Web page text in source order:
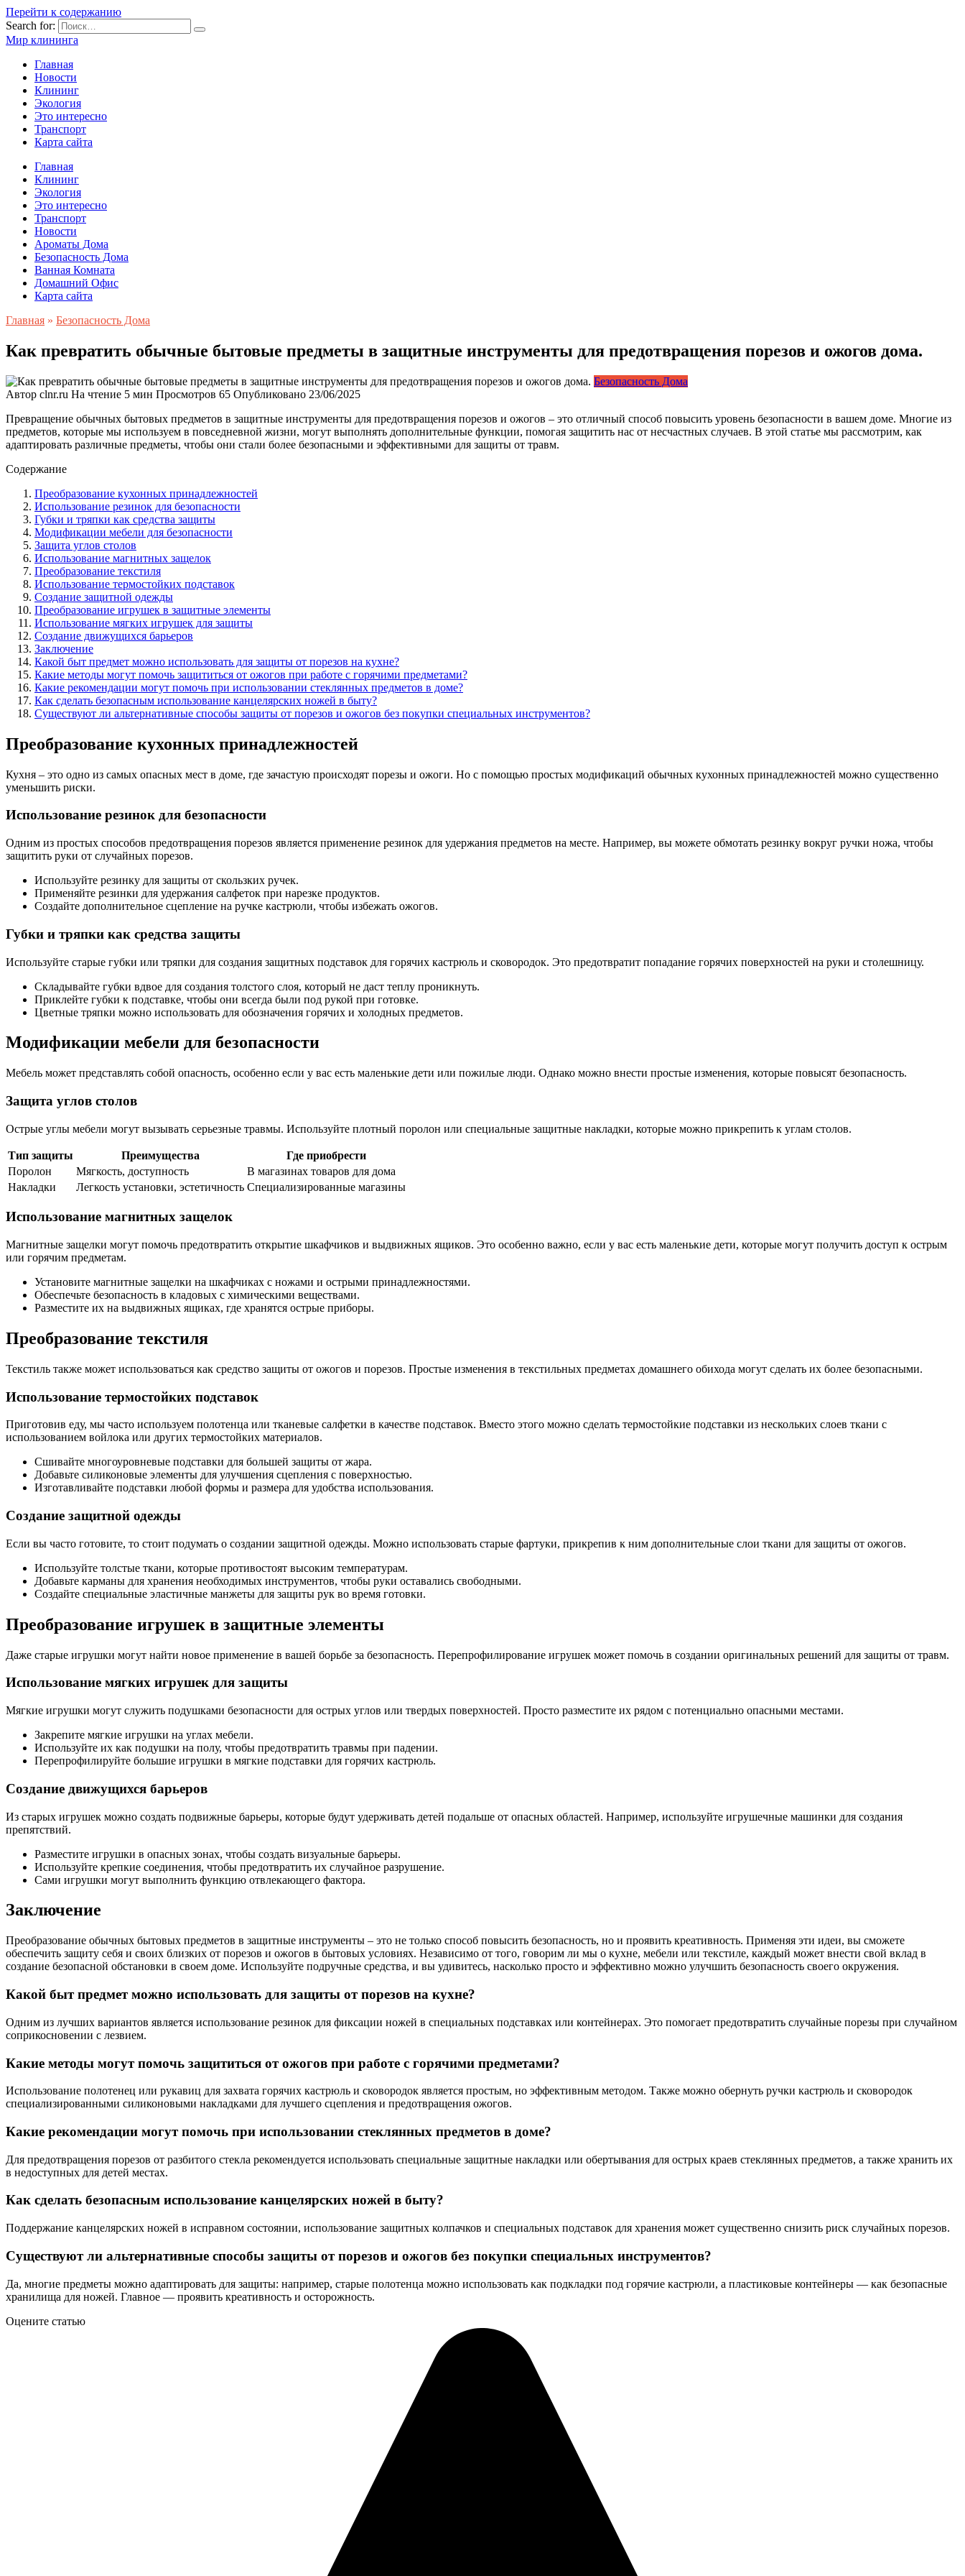
Перейти к содержанию
Search for:
Мир клининга
Главная
Новости
Клининг
Экология
Это интересно
Транспорт
Карта сайта
Главная
Клининг
Экология
Это интересно
Транспорт
Новости
Ароматы Дома
Безопасность Дома
Ванная Комната
Домашний Офис
Карта сайта
Главная » Безопасность Дома
Как превратить обычные бытовые предметы в защитные инструменты для предотвращения порезов и ожогов дома.
Безопасность Дома
Автор clnr.ru На чтение 5 мин Просмотров 65 Опубликовано 23/06/2025
Превращение обычных бытовых предметов в защитные инструменты для предотвращения порезов и ожогов – это отличный способ повысить уровень безопасности в вашем доме. Многие из
предметов, которые мы используем в повседневной жизни, могут выполнять дополнительные функции, помогая защитить нас от несчастных случаев. В этой статье мы рассмотрим, как
адаптировать различные предметы, чтобы они стали более безопасными и эффективными для защиты от травм.
Содержание
Преобразование кухонных принадлежностей
Использование резинок для безопасности
Губки и тряпки как средства защиты
Модификации мебели для безопасности
Защита углов столов
Использование магнитных защелок
Преобразование текстиля
Использование термостойких подставок
Создание защитной одежды
Преобразование игрушек в защитные элементы
Использование мягких игрушек для защиты
Создание движущихся барьеров
Заключение
Какой быт предмет можно использовать для защиты от порезов на кухне?
Какие методы могут помочь защититься от ожогов при работе с горячими предметами?
Какие рекомендации могут помочь при использовании стеклянных предметов в доме?
Как сделать безопасным использование канцелярских ножей в быту?
Существуют ли альтернативные способы защиты от порезов и ожогов без покупки специальных инструментов?
Преобразование кухонных принадлежностей
Кухня – это одно из самых опасных мест в доме, где зачастую происходят порезы и ожоги. Но с помощью простых модификаций обычных кухонных принадлежностей можно существенно
уменьшить риски.
Использование резинок для безопасности
Одним из простых способов предотвращения порезов является применение резинок для удержания предметов на месте. Например, вы можете обмотать резинку вокруг ручки ножа, чтобы
защитить руки от случайных порезов.
Используйте резинку для защиты от скользких ручек.
Применяйте резинки для удержания салфеток при нарезке продуктов.
Создайте дополнительное сцепление на ручке кастрюли, чтобы избежать ожогов.
Губки и тряпки как средства защиты
Используйте старые губки или тряпки для создания защитных подставок для горячих кастрюль и сковородок. Это предотвратит попадание горячих поверхностей на руки и столешницу.
Складывайте губки вдвое для создания толстого слоя, который не даст теплу проникнуть.
Приклейте губки к подставке, чтобы они всегда были под рукой при готовке.
Цветные тряпки можно использовать для обозначения горячих и холодных предметов.
Модификации мебели для безопасности
Мебель может представлять собой опасность, особенно если у вас есть маленькие дети или пожилые люди. Однако можно внести простые изменения, которые повысят безопасность.
Защита углов столов
Острые углы мебели могут вызывать серьезные травмы. Используйте плотный поролон или специальные защитные накладки, которые можно прикрепить к углам столов.
Тип защиты Преимущества
Где приобрести
Поролон
Мягкость, доступность
В магазинах товаров для дома
Накладки
Легкость установки, эстетичность Специализированные магазины
Использование магнитных защелок
Магнитные защелки могут помочь предотвратить открытие шкафчиков и выдвижных ящиков. Это особенно важно, если у вас есть маленькие дети, которые могут получить доступ к острым
или горячим предметам.
Установите магнитные защелки на шкафчиках с ножами и острыми принадлежностями.
Обеспечьте безопасность в кладовых с химическими веществами.
Разместите их на выдвижных ящиках, где хранятся острые приборы.
Преобразование текстиля
Текстиль также может использоваться как средство защиты от ожогов и порезов. Простые изменения в текстильных предметах домашнего обихода могут сделать их более безопасными.
Использование термостойких подставок
Приготовив еду, мы часто используем полотенца или тканевые салфетки в качестве подставок. Вместо этого можно сделать термостойкие подставки из нескольких слоев ткани с
использованием войлока или других термостойких материалов.
Сшивайте многоуровневые подставки для большей защиты от жара.
Добавьте силиконовые элементы для улучшения сцепления с поверхностью.
Изготавливайте подставки любой формы и размера для удобства использования.
Создание защитной одежды
Если вы часто готовите, то стоит подумать о создании защитной одежды. Можно использовать старые фартуки, прикрепив к ним дополнительные слои ткани для защиты от ожогов.
Используйте толстые ткани, которые противостоят высоким температурам.
Добавьте карманы для хранения необходимых инструментов, чтобы руки оставались свободными.
Создайте специальные эластичные манжеты для защиты рук во время готовки.
Преобразование игрушек в защитные элементы
Даже старые игрушки могут найти новое применение в вашей борьбе за безопасность. Перепрофилирование игрушек может помочь в создании оригинальных решений для защиты от травм.
Использование мягких игрушек для защиты
Мягкие игрушки могут служить подушками безопасности для острых углов или твердых поверхностей. Просто разместите их рядом с потенциально опасными местами.
Закрепите мягкие игрушки на углах мебели.
Используйте их как подушки на полу, чтобы предотвратить травмы при падении.
Перепрофилируйте большие игрушки в мягкие подставки для горячих кастрюль.
Создание движущихся барьеров
Из старых игрушек можно создать подвижные барьеры, которые будут удерживать детей подальше от опасных областей. Например, используйте игрушечные машинки для создания
препятствий.
Разместите игрушки в опасных зонах, чтобы создать визуальные барьеры.
Используйте крепкие соединения, чтобы предотвратить их случайное разрушение.
Сами игрушки могут выполнить функцию отвлекающего фактора.
Заключение
Преобразование обычных бытовых предметов в защитные инструменты – это не только способ повысить безопасность, но и проявить креативность. Применяя эти идеи, вы сможете
обеспечить защиту себя и своих близких от порезов и ожогов в бытовых условиях. Независимо от того, говорим ли мы о кухне, мебели или текстиле, каждый может внести свой вклад в
создание безопасной обстановки в своем доме. Используйте подручные средства, и вы удивитесь, насколько просто и эффективно можно улучшить безопасность своего окружения.
Какой быт предмет можно использовать для защиты от порезов на кухне?
Одним из лучших вариантов является использование резинок для фиксации ножей в специальных подставках или контейнерах. Это помогает предотвратить случайные порезы при случайном
соприкосновении с лезвием.
Какие методы могут помочь защититься от ожогов при работе с горячими предметами?
Использование полотенец или рукавиц для захвата горячих кастрюль и сковородок является простым, но эффективным методом. Также можно обернуть ручки кастрюль и сковородок
специализированными силиконовыми накладками для лучшего сцепления и предотвращения ожогов.
Какие рекомендации могут помочь при использовании стеклянных предметов в доме?
Для предотвращения порезов от разбитого стекла рекомендуется использовать специальные защитные накладки или обертывания для острых краев стеклянных предметов, а также хранить их
в недоступных для детей местах.
Как сделать безопасным использование канцелярских ножей в быту?
Поддержание канцелярских ножей в исправном состоянии, использование защитных колпачков и специальных подставок для хранения может существенно снизить риск случайных порезов.
Существуют ли альтернативные способы защиты от порезов и ожогов без покупки специальных инструментов?
Да, многие предметы можно адаптировать для защиты: например, старые полотенца можно использовать как подкладки под горячие кастрюли, а пластиковые контейнеры — как безопасные
хранилища для ножей. Главное — проявить креативность и осторожность.
Оцените статью